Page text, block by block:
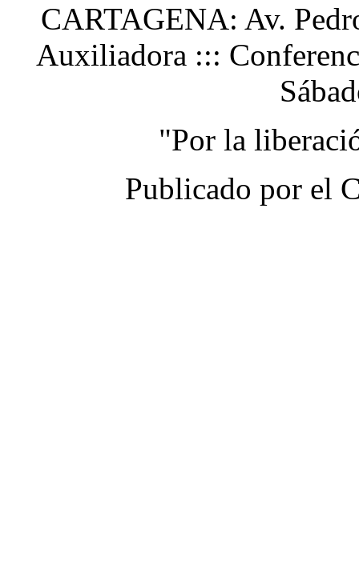
CARTAGENA: Av.
Auxiliadora :::
"Por la
Publicado por el